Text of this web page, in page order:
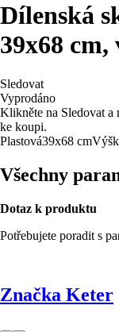
Dílenská
39x68 cm,
Sledovat
Vyprodáno
Klikněte na Sledovat a
ke koupi.
Plastová39x68 cm
Všechny
Dotaz k produktu
Potřebujete poradit s
Značka Keter